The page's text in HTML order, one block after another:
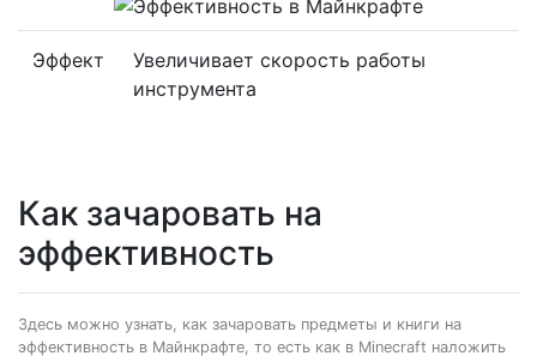
Эффект
Увеличивает скорость работы
инструмента
Как зачаровать на
эффективность
Здесь можно узнать, как зачаровать предметы и книги на
эффективность в Майнкрафте, то есть как в Minecraft наложить